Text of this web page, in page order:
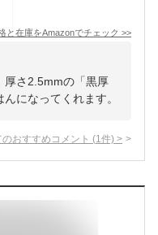
と在庫をAmazonでチェック >>
厚さ2.5mmの「黒厚
になってくれます。
のおすすめコメント (1 件) >